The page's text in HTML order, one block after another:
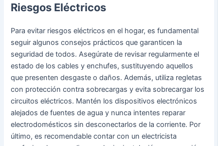
Riesgos Eléctricos
Para evitar riesgos eléctricos en el hogar, es fundamental
seguir algunos consejos prácticos que garanticen la
seguridad de todos. Asegúrate de revisar regularmente el
estado de los cables y enchufes, sustituyendo aquellos
que presenten desgaste o daños. Además, utiliza regletas
con protección contra sobrecargas y evita sobrecargar los
circuitos eléctricos. Mantén los dispositivos electrónicos
alejados de fuentes de agua y nunca intentes reparar
electrodomésticos sin desconectarlos de la corriente. Por
último, es recomendable contar con un electricista